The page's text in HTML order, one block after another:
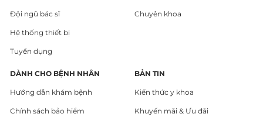
Đội ngũ bác sĩ
Hệ thống thiết bị
Tuyển dụng
Chuyên khoa
DÀNH CHO BỆNH NHÂN
Hướng dẫn khám bệnh
Chính sách bảo hiểm
BẢN TIN
Kiến thức y khoa
Khuyến mãi & Ưu đãi